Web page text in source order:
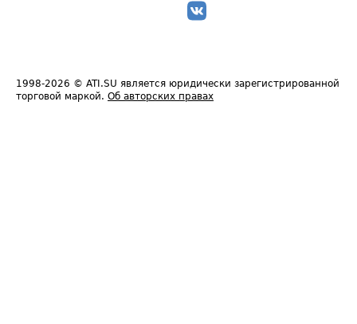
1998-2026 © ATI.SU является юридически зарегистрированной
торговой маркой. Об авторских правах